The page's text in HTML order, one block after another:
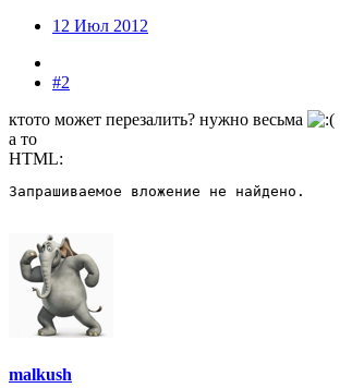
12 Июл 2012
#2
ктото может перезалить? нужно весьма
а то
HTML:
Запрашиваемое вложение не найдено.
malkush